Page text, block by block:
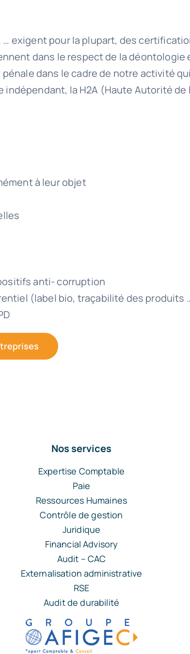
exigent pour la plupart, des
dans le respect de la déontologie
dans le cadre de notre activité
la H2A (Haute Autorité
à leur objet
anti- corruption
(label bio, traçabilité des produits
Nos services
Expertise Comptable
Paie
Ressources Humaines
Contrôle de gestion
Juridique
Financial Advisory
Audit – CAC
Externalisation administrative
RSE
Audit de durabilité